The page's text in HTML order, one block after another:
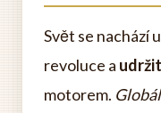
Svět se nachází
revoluce a
motorem.